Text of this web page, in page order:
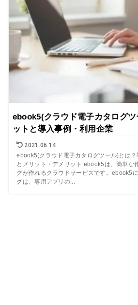
ebook5(クラウド電子カタログツ
ットと導入事例・利用企業
2021.06.14
ebook5(クラウド電子カタログツール)とは
とメリット・デメリット ebook5は、簡単な
グが作れるクラウドサービスです。ebook5
グは、専用アプリの...